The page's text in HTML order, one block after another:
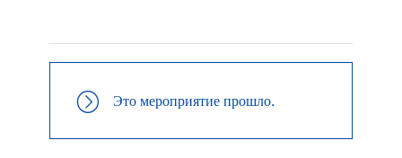
Это мероприятие прошло.